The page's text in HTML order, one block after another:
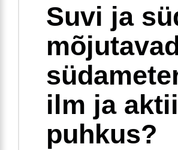
Suvi ja
ilm ja
puhkus?